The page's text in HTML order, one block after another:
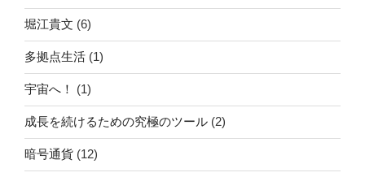
堀江貴文 (6)
多拠点生活 (1)
宇宙へ！ (1)
成長を続けるための究極のツール (2)
暗号通貨 (12)